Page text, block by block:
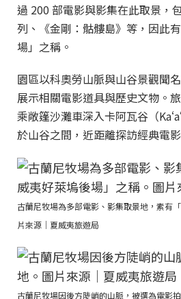
過 200 部電影與影集在此取景，
列、《金剛：骷髏島》等，因此
場」之稱。
園區以科奧勞山脈與山谷景觀聞
展示相關電影道具與歷史文物。
乘敞篷沙灘車深入卡阿瓦谷（
於山谷之間，近距離探訪經典電
古蘭尼牧場為多部電影、影集取景地，素有
片來源｜夏威夷旅遊局
古蘭尼牧場因後方陡峭的山脈，被選為電影